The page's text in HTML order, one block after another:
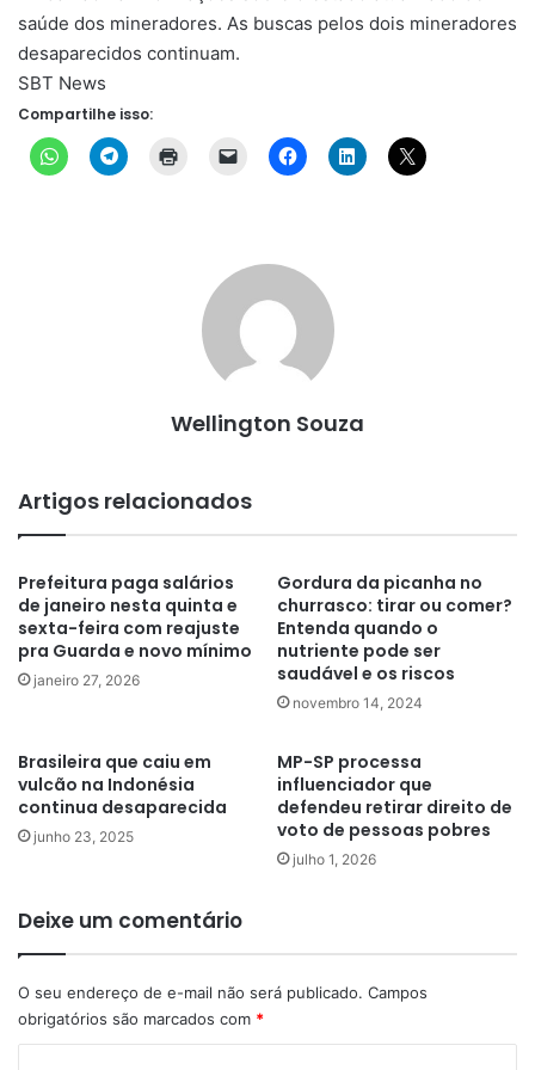
saúde dos mineradores. As buscas pelos dois mineradores
desaparecidos continuam.
SBT News
Compartilhe isso:
Wellington Souza
Artigos relacionados
Prefeitura paga salários
de janeiro nesta quinta e
sexta-feira com reajuste
pra Guarda e novo mínimo
janeiro 27, 2026
Gordura da picanha no
churrasco: tirar ou comer?
Entenda quando o
nutriente pode ser
saudável e os riscos
novembro 14, 2024
Brasileira que caiu em
vulcão na Indonésia
continua desaparecida
junho 23, 2025
MP-SP processa
influenciador que
defendeu retirar direito de
voto de pessoas pobres
julho 1, 2026
Deixe um comentário
O seu endereço de e-mail não será publicado. Campos
obrigatórios são marcados com *